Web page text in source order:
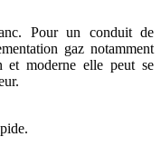
Pour un conduit de
gaz notamment
moderne elle peut se